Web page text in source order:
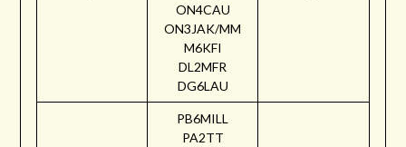
ON4CAU
ON3JAK/MM
M6KFI
DL2MFR
DG6LAU
PB6MILL
PA2TT